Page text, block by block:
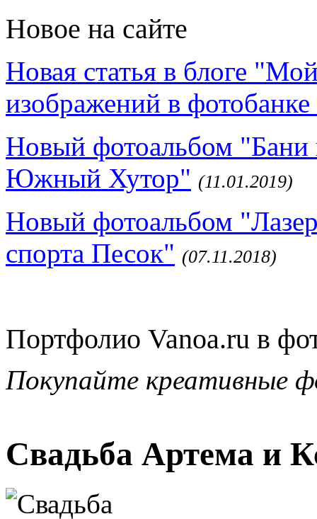
Новое на сайте
Новая статья в блоге
изображений в
Новый фотоальбом "Бани
Южный Хутор" (11.01.2019)
Новый фотоальбом
спорта Песок" (07.11.2018)
Портфолио Vanoa.ru в
Покупайте креативные
Свадьба Артема и